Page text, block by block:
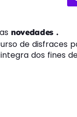
novedades .
de disfraces
dos fines